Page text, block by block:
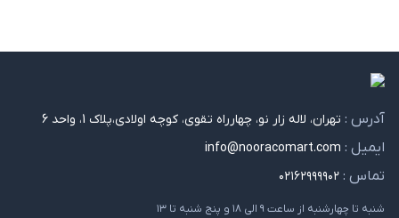
آدرس : تهران، لاله زار نو، چهارراه تقوی، کوچه اولادی،پلاک 1، واحد 6
ایمیل : info@nooracomart.com
تماس : ۰۲۱۶۲۹۹۹۹۰۲
شنبه تا چهارشنبه از ساعت ۹ الی ۱۸ و پنج شنبه تا ۱۳